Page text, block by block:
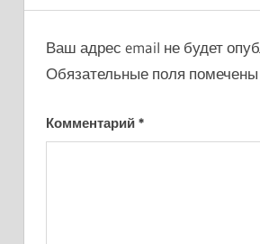
Ваш адрес email не будет
Обязательные поля помечены
Комментарий *